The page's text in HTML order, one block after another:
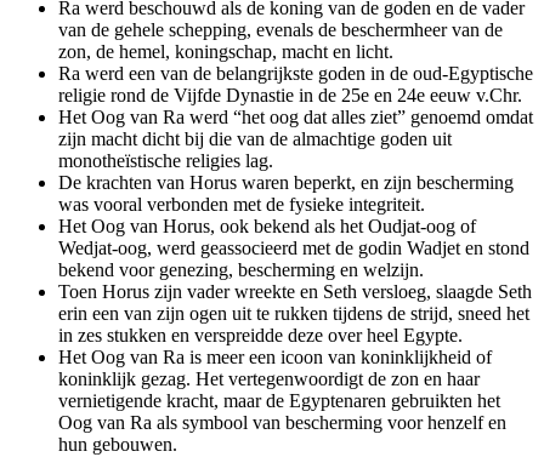
Ra werd beschouwd als de koning van de goden en de vader
van de gehele schepping, evenals de beschermheer van de
zon, de hemel, koningschap, macht en licht.
Ra werd een van de belangrijkste goden in de oud-Egyptische
religie rond de Vijfde Dynastie in de 25e en 24e eeuw v.Chr.
Het Oog van Ra werd “het oog dat alles ziet” genoemd omdat
zijn macht dicht bij die van de almachtige goden uit
monotheïstische religies lag.
De krachten van Horus waren beperkt, en zijn bescherming
was vooral verbonden met de fysieke integriteit.
Het Oog van Horus, ook bekend als het Oudjat-oog of
Wedjat-oog, werd geassocieerd met de godin Wadjet en stond
bekend voor genezing, bescherming en welzijn.
Toen Horus zijn vader wreekte en Seth versloeg, slaagde Seth
erin een van zijn ogen uit te rukken tijdens de strijd, sneed het
in zes stukken en verspreidde deze over heel Egypte.
Het Oog van Ra is meer een icoon van koninklijkheid of
koninklijk gezag. Het vertegenwoordigt de zon en haar
vernietigende kracht, maar de Egyptenaren gebruikten het
Oog van Ra als symbool van bescherming voor henzelf en
hun gebouwen.